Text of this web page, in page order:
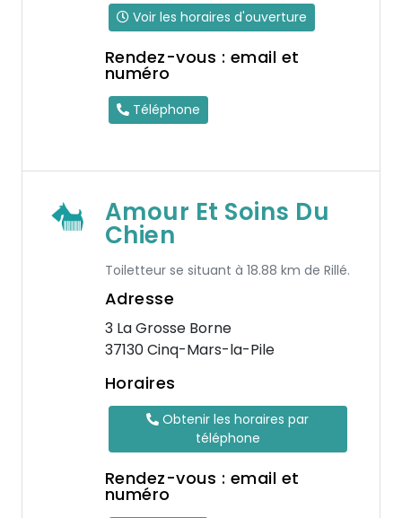
Voir les horaires d'ouverture
Rendez-vous : email et
numéro
Téléphone
Amour Et Soins Du
Chien
Toiletteur se situant à 18.88 km de Rillé.
Adresse
3 La Grosse Borne
37130 Cinq-Mars-la-Pile
Horaires
Obtenir les horaires par
téléphone
Rendez-vous : email et
numéro